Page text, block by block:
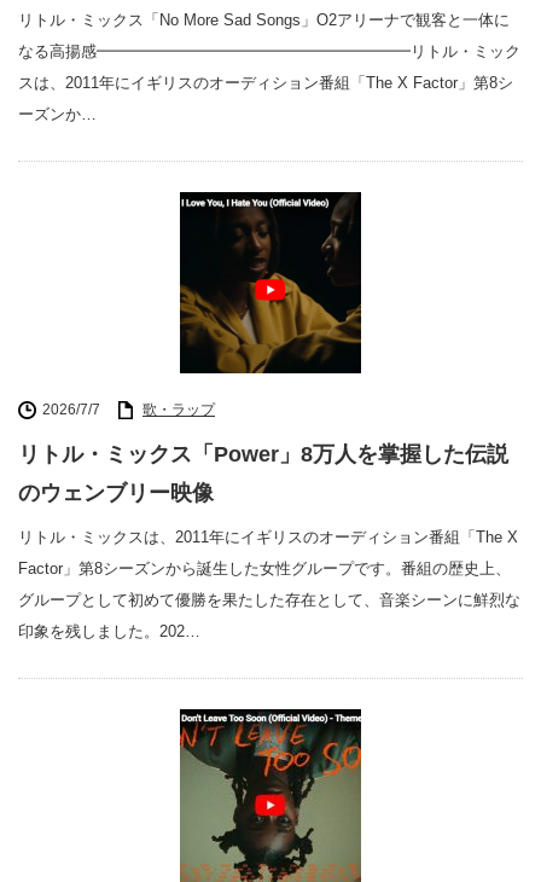
リトル・ミックス「No More Sad Songs」O2アリーナで観客と一体に
なる高揚感━━━━━━━━━━━━━━━━━━━━リトル・ミック
スは、2011年にイギリスのオーディション番組「The X Factor」第8シ
ーズンか…
2026/7/7 歌・ラップ
リトル・ミックス「Power」8万人を掌握した伝説
のウェンブリー映像
リトル・ミックスは、2011年にイギリスのオーディション番組「The X
Factor」第8シーズンから誕生した女性グループです。番組の歴史上、
グループとして初めて優勝を果たした存在として、音楽シーンに鮮烈な
印象を残しました。202…